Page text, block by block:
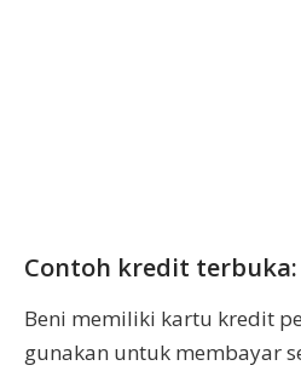
Contoh kredit terbuka:
Beni memiliki kartu kredit
gunakan untuk membayar